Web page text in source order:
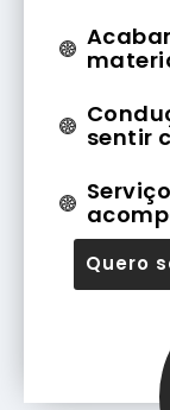
sentir
Quero